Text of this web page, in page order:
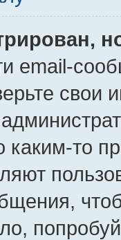
email-
свои
каким-то